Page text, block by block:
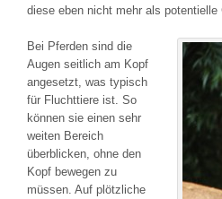
diese eben nicht mehr als potentielle
Bei Pferden sind die
Augen seitlich am Kopf
angesetzt, was typisch
für Fluchttiere ist. So
können sie einen sehr
weiten Bereich
überblicken, ohne den
Kopf bewegen zu
müssen. Auf plötzliche